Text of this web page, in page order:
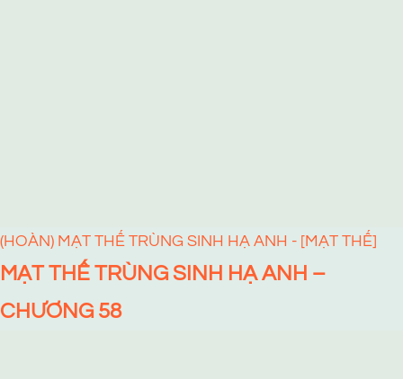
(HOÀN) MẠT THẾ TRÙNG SINH HẠ ANH - [MẠT THẾ]
MẠT THẾ TRÙNG SINH HẠ ANH –
CHƯƠNG 58